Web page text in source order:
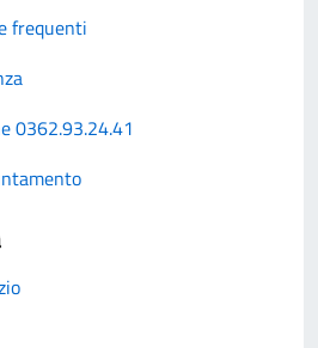
frequenti
0362.93.24.41